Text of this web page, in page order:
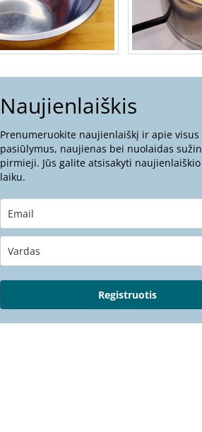
Naujienlaiškis
Prenumeruokite naujienlaiškį ir apie visus
pasiūlymus, naujienas bei nuolaidas
pirmieji. Jūs galite atsisakyti
laiku.
Registruotis